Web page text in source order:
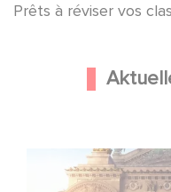
Prêts à réviser vos
Gaumont und Good
Ballerina - Gib deinen